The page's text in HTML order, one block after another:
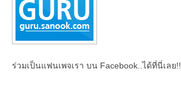
ร่วมเป็นแฟนเพจเรา บน Facebook..ได้ที่นี่เลย!!